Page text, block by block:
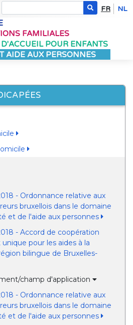
FR NL
FAMILIALES
POUR ENFANTS
AIDE AUX PERSONNES
- Ordonnance relative aux
bruxellois dans le domaine
et de l'aide aux personnes
- Accord de coopération
pour les aides à la
bilingue de Bruxelles-
champ d'application
- Ordonnance relative aux
bruxellois dans le domaine
et de l'aide aux personnes